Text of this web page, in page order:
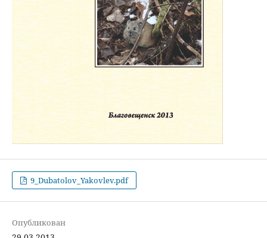
9_Dubatolov_Yakovlev.pdf
Опубликован